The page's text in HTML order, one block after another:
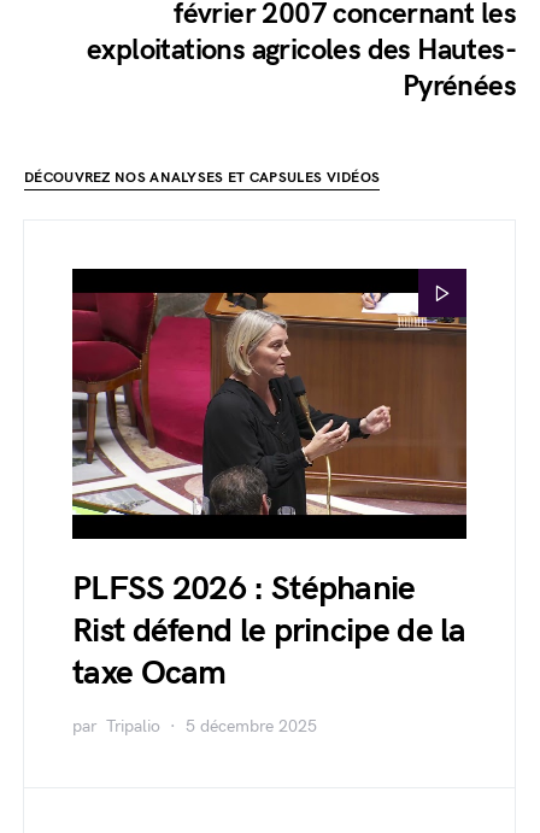
février 2007 concernant les
exploitations agricoles des Hautes-
Pyrénées
DÉCOUVREZ NOS ANALYSES ET CAPSULES VIDÉOS
PLFSS 2026 : Stéphanie
Rist défend le principe de la
taxe Ocam
par Tripalio 5 décembre 2025